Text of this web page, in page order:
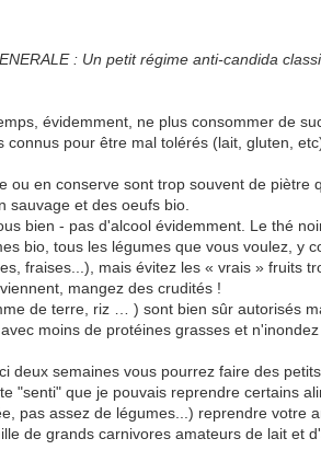
: Un petit régime anti-candida
évidemment, ne plus consommer de
connus pour être mal tolérés (lait, gluten,
ou en conserve sont trop souvent de
sauvage et des oeufs bio.
bien - pas d'alcool évidemment. Le thé
bio, tous les légumes que vous voulez, y
fraises...), mais évitez les « vrais » fruits
mangez des crudités !
de terre, riz … ) sont bien sûr autorisés
moins de protéines grasses et n'inondez
deux semaines vous pourrez faire des petits
"senti" que je pouvais reprendre certains
pas assez de légumes...) reprendre votre
de grands carnivores amateurs de lait et